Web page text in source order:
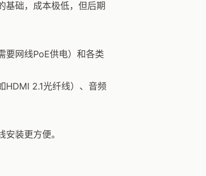
基础，成本极低，但后期
要网线PoE供电）和各类
HDMI 2.1光纤线）、音频
装更方便。